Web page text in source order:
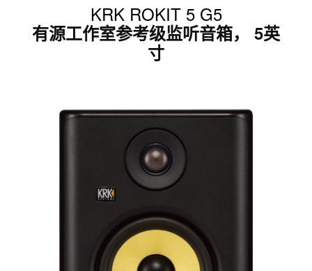
KRK ROKIT 5 G5
有源工作室参考级监听音箱， 5英
寸